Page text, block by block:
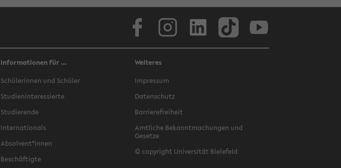
Informationen für ...
Schülerinnen und Schüler
Studieninteressierte
Studierende
Internationals
Absolvent*innen
Beschäftigte
Weiteres
Impressum
Datenschutz
Barrierefreiheit
Amtliche Bekanntmachungen und
Gesetze
© copyright Universität Bielefeld